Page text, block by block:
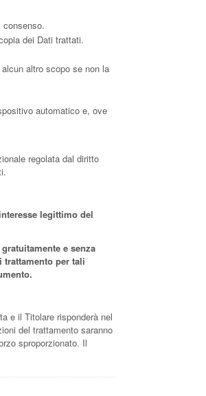
consenso.
dei Dati trattati.
altro scopo se non la
automatico e, ove
regolata dal diritto
legittimo del
e senza
per tali
e il Titolare risponderà nel
del trattamento saranno
sproporzionato. Il